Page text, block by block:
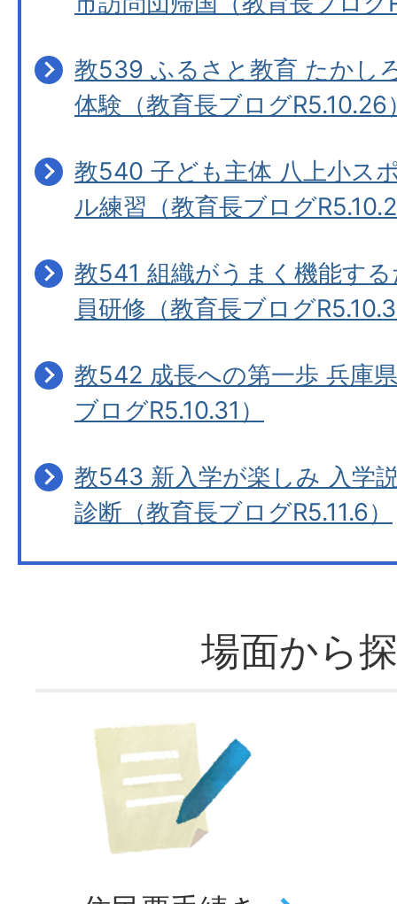
教539 ふるさと教育 たかし
体験（教育長ブログR5.10.26
教540 子ども主体 八上小ス
ル練習（教育長ブログ
教541 組織がうまく機能す
員研修（教育長ブログ
教542 成長への第一歩 兵庫
ブログR5.10.31）
教543 新入学が楽しみ 入学
診断（教育長ブログR5.11.6）
場面から